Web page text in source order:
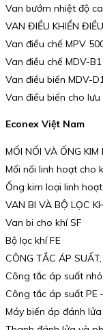
Van bướm nhiệt độ
VAN ĐIỀU KHIỂN
Van điều chế MPV
Van điều chế MDV-
Van điều biến MDV-
Van điều biến cho
Econex Việt Nam
MỐI NỐI VÀ ỐNG
Mối nối linh hoạt cho
Ống kim loại linh
VAN BI VÀ BỘ LỌC
Van bi cho khí SF
Bộ lọc khí FE
CÔNG TẮC ÁP
Công tắc áp suất
Công tắc áp suất PE
Máy biến áp đánh